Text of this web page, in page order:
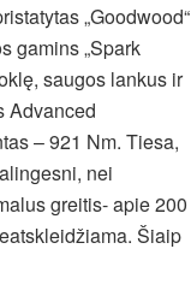
„Goodwood“
gamins „Spark
saugos lankus ir
Advanced
– 921 Nm. Tiesa,
nei
greitis- apie 200
Šiaip